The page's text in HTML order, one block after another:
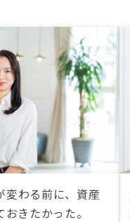
変わる前に、資産
きたかった。